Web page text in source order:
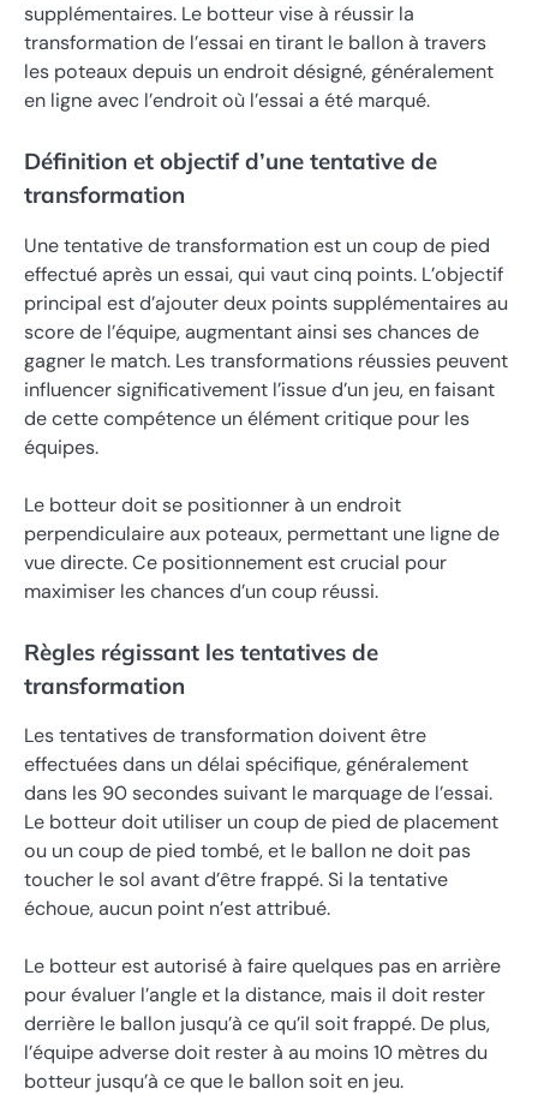
supplémentaires. Le botteur vise à réussir la
transformation de l’essai en tirant le ballon à travers
les poteaux depuis un endroit désigné, généralement
en ligne avec l’endroit où l’essai a été marqué.
Définition et objectif d’une tentative de
transformation
Une tentative de transformation est un coup de pied
effectué après un essai, qui vaut cinq points. L’objectif
principal est d’ajouter deux points supplémentaires au
score de l’équipe, augmentant ainsi ses chances de
gagner le match. Les transformations réussies peuvent
influencer significativement l’issue d’un jeu, en faisant
de cette compétence un élément critique pour les
équipes.
Le botteur doit se positionner à un endroit
perpendiculaire aux poteaux, permettant une ligne de
vue directe. Ce positionnement est crucial pour
maximiser les chances d’un coup réussi.
Règles régissant les tentatives de
transformation
Les tentatives de transformation doivent être
effectuées dans un délai spécifique, généralement
dans les 90 secondes suivant le marquage de l’essai.
Le botteur doit utiliser un coup de pied de placement
ou un coup de pied tombé, et le ballon ne doit pas
toucher le sol avant d’être frappé. Si la tentative
échoue, aucun point n’est attribué.
Le botteur est autorisé à faire quelques pas en arrière
pour évaluer l’angle et la distance, mais il doit rester
derrière le ballon jusqu’à ce qu’il soit frappé. De plus,
l’équipe adverse doit rester à au moins 10 mètres du
botteur jusqu’à ce que le ballon soit en jeu.